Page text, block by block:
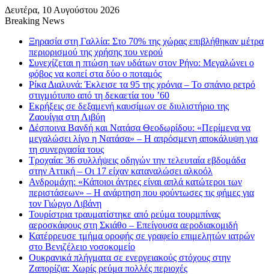
Δευτέρα, 10 Αυγούστου 2026
Breaking News
Ξηρασία στη Γαλλία: Στο 70% της χώρας επιβλήθηκαν μέτρα
περιορισμού της χρήσης του νερού
Συνεχίζεται η πτώση των υδάτων στον Ρήνο: Μεγαλώνει ο
φόβος να κοπεί στα δύο ο ποταμός
Ρίκα Διαλυνά: Έκλεισε τα 95 της χρόνια – Το σπάνιο ρετρό
στιγμιότυπο από τη δεκαετία του ’60
Εκρήξεις σε δεξαμενή καυσίμων σε διυλιστήριο της
Ζαουίγια στη Λιβύη
Δέσποινα Βανδή και Νατάσα Θεοδωρίδου: «Περίμενα να
μεγαλώσει λίγο η Νατάσα» – Η απρόσμενη αποκάλυψη για
τη συνεργασία τους
Τροχαία: 36 συλλήψεις οδηγών την τελευταία εβδομάδα
στην Αττική – Οι 17 είχαν καταναλώσει αλκοόλ
Ανδρομάχη: «Κάποιοι άντρες είναι απλά κατώτεροι των
περιστάσεων» – Η ανάρτηση που φούντωσες τις φήμες για
τον Γιώργο Λιβάνη
Τουρίστρια τραυματίστηκε από ρεύμα τουρμπίνας
αεροσκάφους στη Σκιάθο – Επείγουσα αεροδιακομιδή
Κατέρρευσε τμήμα οροφής σε γραφείο επιμελητών ιατρών
στο Βενιζέλειο νοσοκομείο
Ουκρανικά πλήγματα σε ενεργειακούς στόχους στην
Ζαπορίζια: Χωρίς ρεύμα πολλές περιοχές